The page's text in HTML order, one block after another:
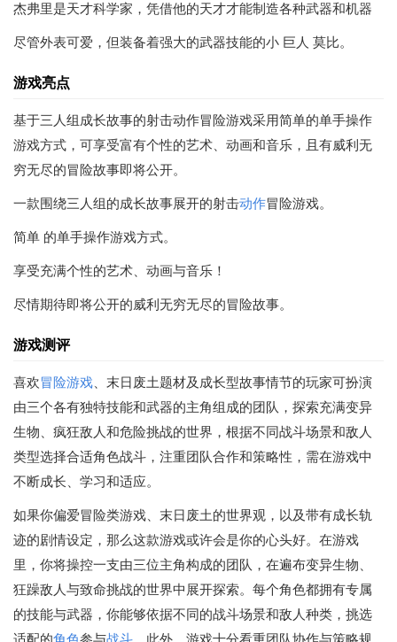
杰弗里是天才科学家，凭借他的天才才能制造各种武器和机器
尽管外表可爱，但装备着强大的武器技能的小 巨人 莫比。
游戏亮点
基于三人组成长故事的射击动作冒险游戏采用简单的单手操作
游戏方式，可享受富有个性的艺术、动画和音乐，且有威利无
穷无尽的冒险故事即将公开。
一款围绕三人组的成长故事展开的射击动作冒险游戏。
简单 的单手操作游戏方式。
享受充满个性的艺术、动画与音乐！
尽情期待即将公开的威利无穷无尽的冒险故事。
游戏测评
喜欢冒险游戏 、末日废土题材及成长型故事情节的玩家可扮演
由三个各有独特技能和武器的主角组成的团队，探索充满变异
生物、疯狂敌人和危险挑战的世界，根据不同战斗场景和敌人
类型选择合适角色战斗，注重团队合作和策略性，需在游戏中
不断成长、学习和适应。
如果你偏爱冒险类游戏、末日废土的世界观，以及带有成长轨
迹的剧情设定，那么这款游戏或许会是你的心头好。在游戏
里，你将操控一支由三位主角构成的团队，在遍布变异生物、
狂躁敌人与致命挑战的世界中展开探索。每个角色都拥有专属
的技能与武器，你能够依据不同的战斗场景和敌人种类，挑选
适配的角色参与战斗 。此外，游戏十分看重团队协作与策略规